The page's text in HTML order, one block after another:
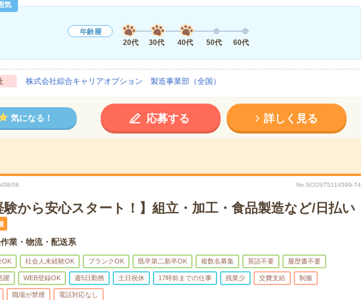
気
年齢層
20代
30代 40代 50代 60代
株式会社綜合キャリアオプション 製造事業部（全国）
気になる！ 応募する 詳しく見る
08/06 No.SCOST5214599-T4
験から安心スタート！】組立・加工・食品製造など/日払い
業・物流・配送系
OK 社会人未経験OK ブランクOK 既卒第二新卒OK 複数名募集 英語不要 履歴書不要
躍 WEB登録OK 週5日勤務 土日祝休 17時前までの仕事 残業少 交費支給 制服
職場が禁煙 電話対応なし